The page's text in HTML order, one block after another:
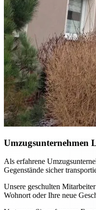
Umzugsunternehmen
Als erfahrene
Gegenstände sicher
Unsere geschulten
Wohnort oder Ihre neue